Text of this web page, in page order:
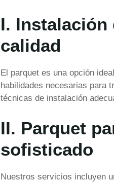
I. Instalación
calidad
El parquet es una opción
habilidades necesarias para
técnicas de instalación
II. Parquet
sofisticado
Nuestros servicios incluyen